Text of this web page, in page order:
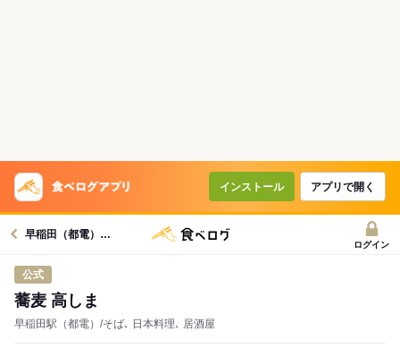
インストール アプリで開く
早稲田（都電）駅グルメへ
ログイン
公式
蕎麦 高しま
早稲田駅（都電）/そば､ 日本料理､ 居酒屋